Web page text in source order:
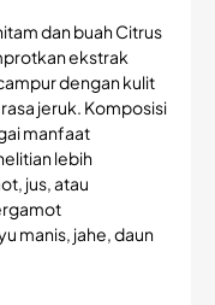
dan buah Citrus
ekstrak
dengan kulit
jeruk. Komposisi
manfaat
lebih
jus, atau
manis, jahe, daun